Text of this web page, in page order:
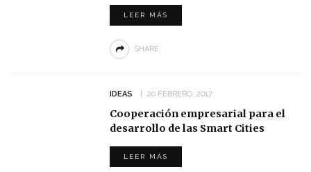
LEER MÁS
SHARE
IDEAS 20 FEBRERO, 2017
Cooperación empresarial para el
desarrollo de las Smart Cities
LEER MÁS